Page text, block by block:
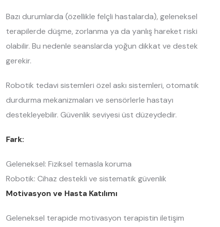
Bazı durumlarda (özellikle felçli hastalarda), geleneksel
terapilerde düşme, zorlanma ya da yanlış hareket riski
olabilir. Bu nedenle seanslarda yoğun dikkat ve destek
gerekir.
Robotik tedavi sistemleri özel askı sistemleri, otomatik
durdurma mekanizmaları ve sensörlerle hastayı
destekleyebilir. Güvenlik seviyesi üst düzeydedir.
Fark:
Geleneksel: Fiziksel temasla koruma
Robotik: Cihaz destekli ve sistematik güvenlik
Motivasyon ve Hasta Katılımı
Geleneksel terapide motivasyon terapistin iletişim